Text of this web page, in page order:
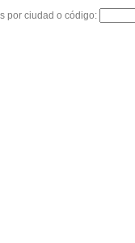
por ciudad o código: